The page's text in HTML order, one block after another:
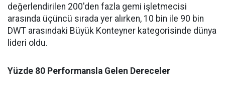
değerlendirilen 200'den fazla gemi işletmecisi
arasında üçüncü sırada yer alırken, 10 bin ile 90 bin
DWT arasındaki Büyük Konteyner kategorisinde dünya
lideri oldu.
Yüzde 80 Performansla Gelen Dereceler